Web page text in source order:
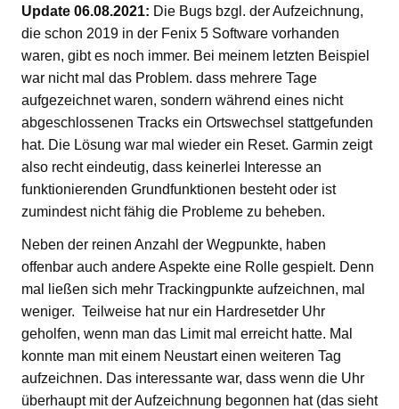
Update 06.08.2021: Die Bugs bzgl. der Aufzeichnung,
die schon 2019 in der Fenix 5 Software vorhanden
waren, gibt es noch immer. Bei meinem letzten Beispiel
war nicht mal das Problem. dass mehrere Tage
aufgezeichnet waren, sondern während eines nicht
abgeschlossenen Tracks ein Ortswechsel stattgefunden
hat. Die Lösung war mal wieder ein Reset. Garmin zeigt
also recht eindeutig, dass keinerlei Interesse an
funktionierenden Grundfunktionen besteht oder ist
zumindest nicht fähig die Probleme zu beheben.
Neben der reinen Anzahl der Wegpunkte, haben
offenbar auch andere Aspekte eine Rolle gespielt. Denn
mal ließen sich mehr Trackingpunkte aufzeichnen, mal
weniger. Teilweise hat nur ein Hardresetder Uhr
geholfen, wenn man das Limit mal erreicht hatte. Mal
konnte man mit einem Neustart einen weiteren Tag
aufzeichnen. Das interessante war, dass wenn die Uhr
überhaupt mit der Aufzeichnung begonnen hat (das sieht